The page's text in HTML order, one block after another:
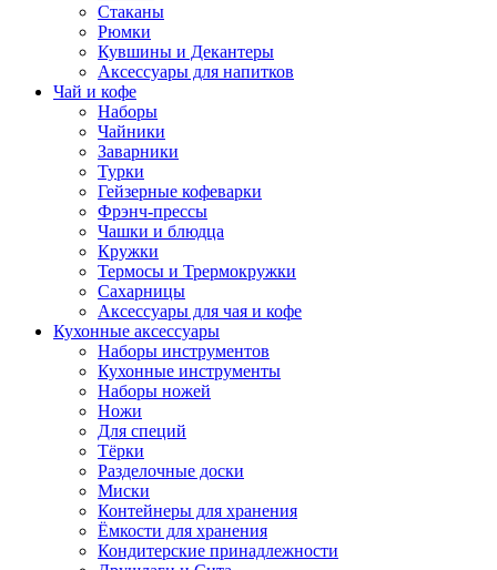
Стаканы
Рюмки
Кувшины и Декантеры
Аксессуары для напитков
Чай и кофе
Наборы
Чайники
Заварники
Турки
Гейзерные кофеварки
Фрэнч-прессы
Чашки и блюдца
Кружки
Термосы и Трермокружки
Сахарницы
Аксессуары для чая и кофе
Кухонные аксессуары
Наборы инструментов
Кухонные инструменты
Наборы ножей
Ножи
Для специй
Тёрки
Разделочные доски
Миски
Контейнеры для хранения
Ёмкости для хранения
Кондитерские принадлежности